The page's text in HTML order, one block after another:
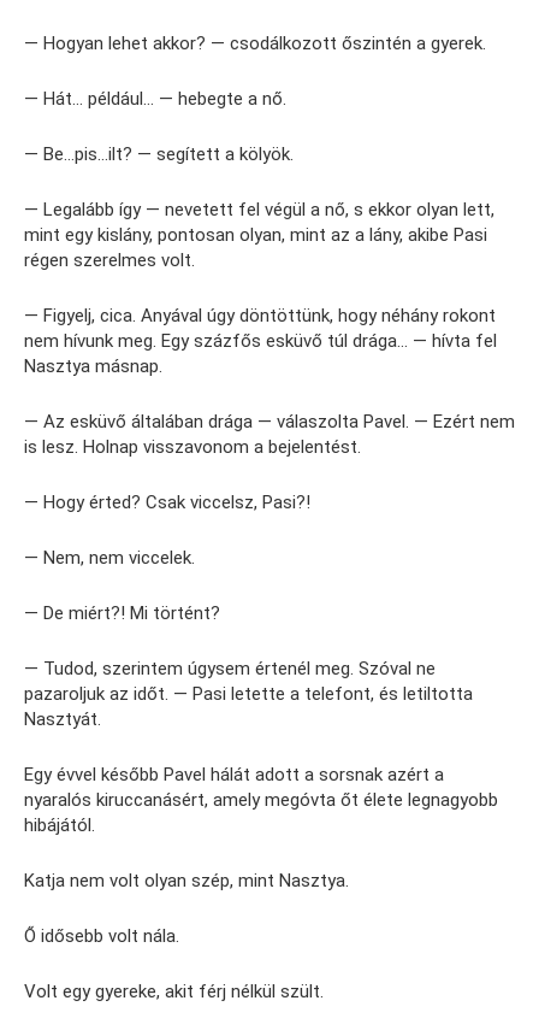
— Hogyan lehet akkor? — csodálkozott őszintén a gyerek.
— Hát… például… — hebegte a nő.
— Be…pis…ilt? — segített a kölyök.
— Legalább így — nevetett fel végül a nő, s ekkor olyan lett,
mint egy kislány, pontosan olyan, mint az a lány, akibe Pasi
régen szerelmes volt.
— Figyelj, cica. Anyával úgy döntöttünk, hogy néhány rokont
nem hívunk meg. Egy százfős esküvő túl drága… — hívta fel
Nasztya másnap.
— Az esküvő általában drága — válaszolta Pavel. — Ezért nem
is lesz. Holnap visszavonom a bejelentést.
— Hogy érted? Csak viccelsz, Pasi?!
— Nem, nem viccelek.
— De miért?! Mi történt?
— Tudod, szerintem úgysem értenél meg. Szóval ne
pazaroljuk az időt. — Pasi letette a telefont, és letiltotta
Nasztyát.
Egy évvel később Pavel hálát adott a sorsnak azért a
nyaralós kiruccanásért, amely megóvta őt élete legnagyobb
hibájától.
Katja nem volt olyan szép, mint Nasztya.
Ő idősebb volt nála.
Volt egy gyereke, akit férj nélkül szült.